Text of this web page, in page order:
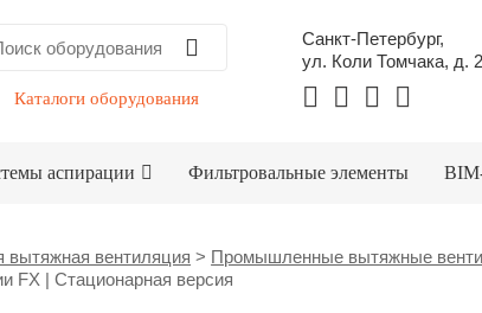
Каталоги оборудования
Санкт-Петербург,
ул. Коли Томчака, д.
аспирации Фильтровальные элементы
вытяжная вентиляция > Промышленные вытяжные
FX | Стационарная версия